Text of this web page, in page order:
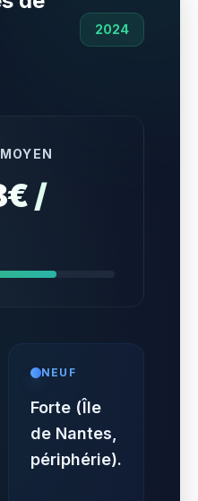
2024
/
NEUF
Forte (Île
de Nantes,
périphérie).